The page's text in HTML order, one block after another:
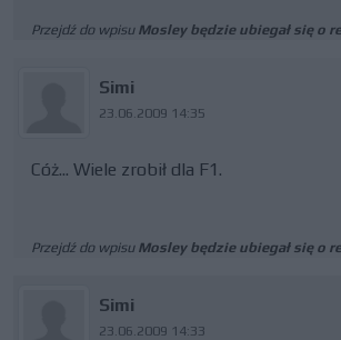
Przejdź do wpisu Mosley będzie ubiegał się o
Simi
23.06.2009 14:35
Cóż... Wiele zrobił dla F1.
Przejdź do wpisu Mosley będzie ubiegał się o
Simi
23.06.2009 14:33